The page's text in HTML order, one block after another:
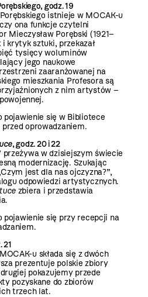
godz. 19
istnieje w MOCAK-u
ona funkcje czytelni
Mieczysław Porębski (1921–
krytyk sztuki, przekazał
tysięcy woluminów
jego naukowe
zaaranżowanej na
mieszkania Profesora są
z nim artystów –
pojawienie się w Bibliotece
oprowadzaniem.
, godz. 20 i 22
przeżywa w dzisiejszym świecie
modernizację. Szukając
jest dla nas ojczyzna?”,
odpowiedzi artystycznych.
zbiera i przedstawia
pojawienie się przy recepcji na
21
u składa się z dwóch
prezentuje polskie zbiory
pokazujemy przede
pozyskane do zbiorów
trzech lat.